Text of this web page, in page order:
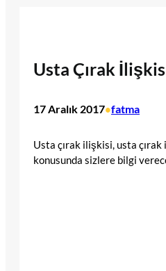
Usta Çırak
17 Aralık 2017•fatma
Usta çırak ilişkisi, usta
konusunda sizlere bilgi